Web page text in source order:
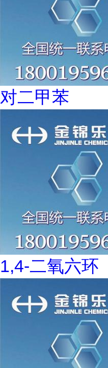
对二甲苯
1,4-二氧六环